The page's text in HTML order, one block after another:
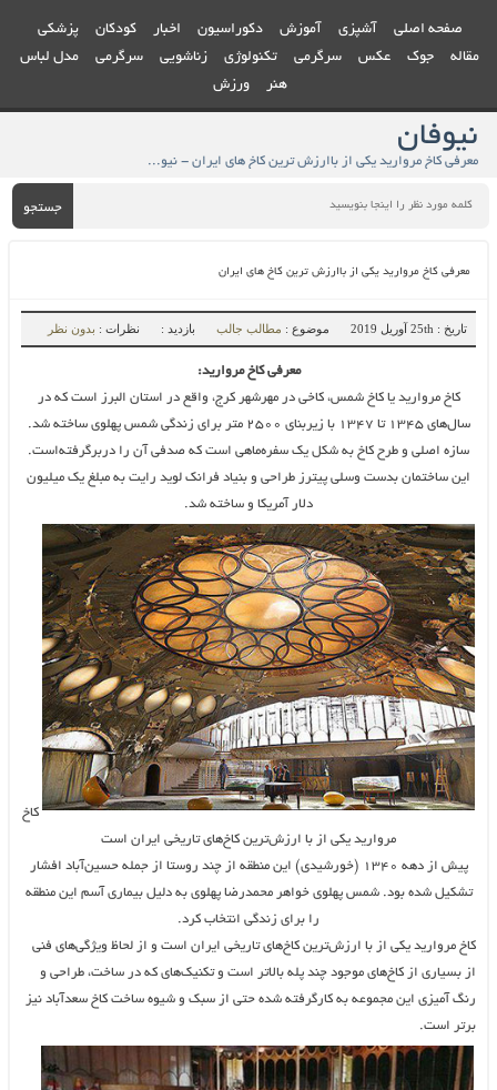
صفحه اصلی آشپزی آموزش دکوراسیون اخبار کودکان
پزشکی
مقاله
جوک عکس سرگرمی تکنولوژی زناشویی سرگرمی
مدل لباس
هنر
ورزش
نیوفان
معرفی کاخ مروارید یکی از باارزش ترین کاخ های ایران - نیوفان
جستجو
معرفی کاخ مروارید یکی از باارزش ترین کاخ های ایران
تاریخ : 25th آوریل 2019 موضوع : مطالب جالب بازدید : نظرات : بدون نظر
معرفی کاخ مروارید:
کاخ مروارید یا کاخ شمس، کاخی در مهرشهر کرج، واقع در استان البرز است که در
سال‌های ۱۳۴۵ تا ۱۳۴۷ با زیربنای ۲۵۰۰ متر برای زندگی شمس پهلوی ساخته شد.
سازه اصلی و طرح کاخ به شکل یک سفره‌ماهی است که صدفی آن را دربرگرفته‌است.
این ساختمان بدست وسلی پیترز طراحی و بنیاد فرانک لوید رایت به مبلغ یک میلیون
دلار آمریکا و ساخته شد.
کاخ
مروارید یکی از با ارزش‌ترین کاخ‌های تاریخی ایران است
پیش از دهه ۱۳۴۰ (خورشیدی) این منطقه از چند روستا از جمله حسین‌آباد افشار
تشکیل شده بود. شمس پهلوی خواهر محمدرضا پهلوی به دلیل بیماری آسم این منطقه
را برای زندگی انتخاب کرد.
کاخ مروارید یکی از با ارزش‌ترین کاخ‌های تاریخی ایران است و از لحاظ ویژگی‌های فنی
از بسیاری از کاخ‌های موجود چند پله بالاتر است و تکنیک‌های که در ساخت، طراحی و
رنگ آمیزی این مجموعه به کارگرفته شده حتی از سبک و شیوه ساخت کاخ سعدآباد نیز
برتر است.